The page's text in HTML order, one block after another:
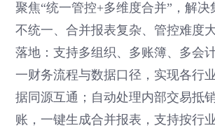
聚焦“统一管控+多维度合并”，解
不统一、合并报表复杂、管控难度
落地：支持多组织、多账簿、多会
一财务流程与数据口径，实现各行
据同源互通；自动处理内部交易抵
账，一键生成合并报表，支持按行